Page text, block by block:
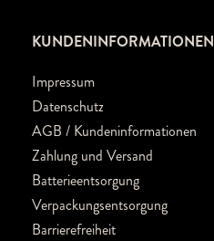
KUNDENINFORMATIONEN
Impressum
Datenschutz
AGB / Kundeninformationen
Zahlung und Versand
Batterieentsorgung
Verpackungsentsorgung
Barrierefreiheit